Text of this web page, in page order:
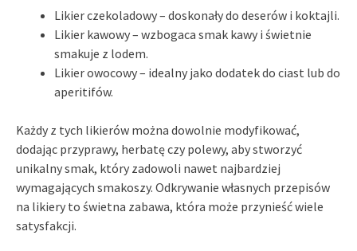
Likier czekoladowy – doskonały do deserów i koktajli.
Likier kawowy – wzbogaca smak kawy i świetnie
smakuje z lodem.
Likier owocowy – idealny jako dodatek do ciast lub do
aperitifów.
Każdy z tych likierów można dowolnie modyfikować,
dodając przyprawy, herbatę czy polewy, aby stworzyć
unikalny smak, który zadowoli nawet najbardziej
wymagających smakoszy. Odkrywanie własnych przepisów
na likiery to świetna zabawa, która może przynieść wiele
satysfakcji.